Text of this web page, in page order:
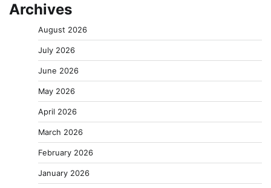
Archives
August 2026
July 2026
June 2026
May 2026
April 2026
March 2026
February 2026
January 2026